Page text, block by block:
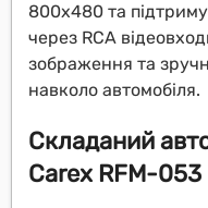
800x480 та
через RCA
зображення та
навколо автомобіля.
Складаний
Carex RFM-053